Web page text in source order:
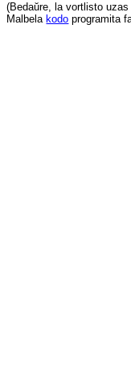
(Bedaŭre, la vortlisto uzas
Malbela kodo programita